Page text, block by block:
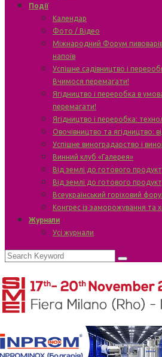
Події
Календар
Фото / Відео
Міжнародний Форум
напоїв
Успішне садівництво і
Вчимося перемагати!
Ягідництво і переробка в
перемагати!
Ягідництво і переробка:
Овочівництво та ягідництво:
Успішне виноградарство і
Винний клуб «Галерея»
Від землі до готового
Від землі до готового
Всеукраїнський горіховий
Конгрес із заморожування та
Журнали
Усі журнали